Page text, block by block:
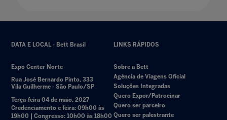
DATA E LOCAL - Bett Brasil
Expo Center Norte
Rua José Bernardo Pinto, 333
Vila Guilherme - São Paulo/SP
Terça-feira 04 de maio, 2027
Credenciamento e feira: 09h00 às
19h00 | Congresso: 10h00 às 18h00
LINKS RÁPIDOS
Sobre a Bett
Agência de Viagens Oficial
Soluções Integradas
Quero Expor/Patrocinar
Quero ser parceiro
Quero ser palestrante